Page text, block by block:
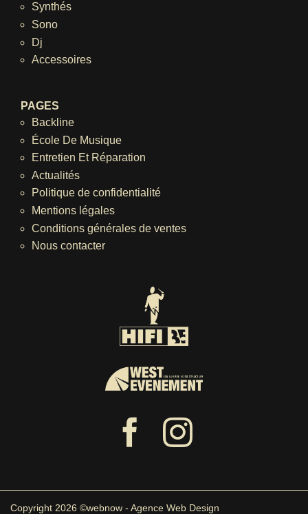
Synthés
Sono
Dj
Accessoires
PAGES
Backline
École De Musique
Entretien Et Réparation
Actualités
Politique de confidentialité
Mentions légales
Conditions générales de ventes
Nous contacter
Copyright 2026 ©webnow - Agence Web Design